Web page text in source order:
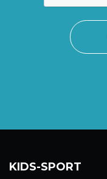
KIDS-SPORT